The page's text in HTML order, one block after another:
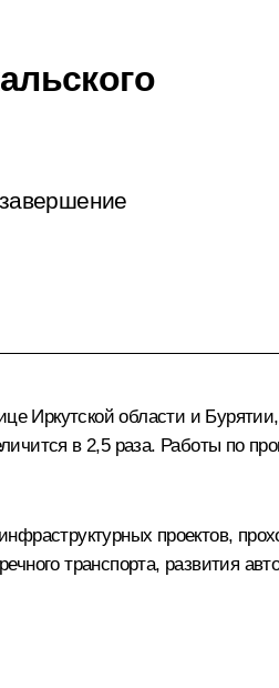
Иркутской области и
в 2,5 раза. Работы по
проектов,
транспорта, развития